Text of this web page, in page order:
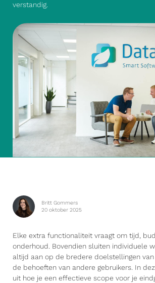
verstandig
Britt Gommers
20 oktober 2025
Elke extra functionaliteit vraagt om tijd,
onderhoud. Bovendien sluiten individuele
altijd aan op de bredere doelstellingen
de behoeften van andere gebruikers. In
uit hoe je een effectieve scope voor je